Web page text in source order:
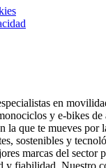
en
y e-bikes de
la que te mueves por
sostenibles y
marcas del sector